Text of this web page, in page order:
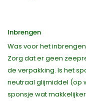
Inbrengen
Was voor het
Zorg dat er geen
de verpakking. Is het
neutraal glijmiddel (op
sponsje wat